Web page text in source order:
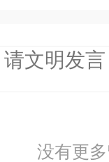
没有更